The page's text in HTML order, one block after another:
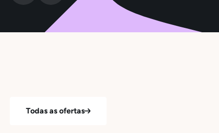
Todas as ofertas